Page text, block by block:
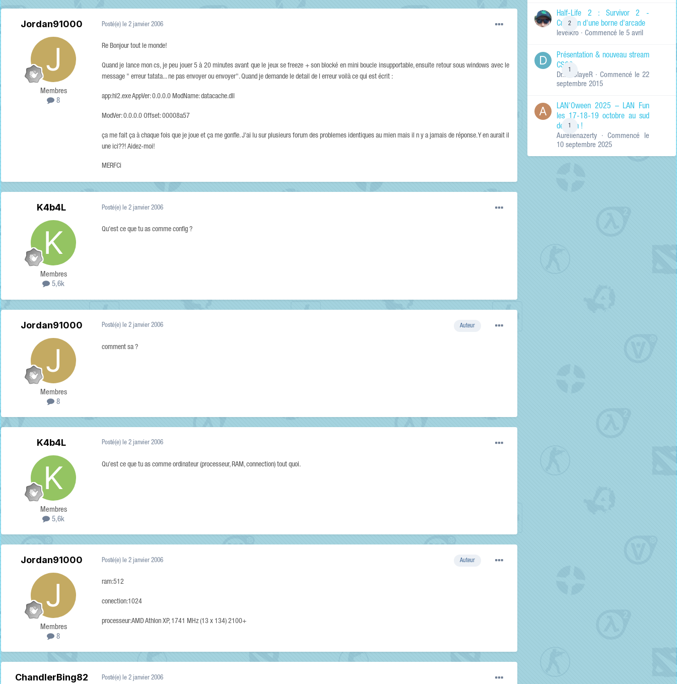
RECHERCHER LES
Titres et corps
Titres des
uniquement
Jordan91000
Membres
8
Posté(e) le 2 janvier 2006
Re Bonjour tout le monde!
Quand je lance mon cs, je peu jouer 5 à 20 minutes avant que le jeux se freeze + son blocké en mini boucle insupportable, ensuite retour sous windows avec le
message " erreur tatata... ne pas envoyer ou envoyer". Quand je demande le detail de l erreur voilà ce qui est écrit :
app:hl2.exe AppVer: 0.0.0.0 ModName: datacache.dll
ModVer: 0.0.0.0 Offset: 00008a57
ça me fait ça à chaque fois que je joue et ça me gonfle. J'ai lu sur plusieurs forum des problemes identiques au mien mais il n y a jamais de réponse. Y en aurait il
une ici??! Aidez-moi!
MERFCi
K4b4L
Membres
5,6k
Posté(e) le 2 janvier 2006
Qu'est ce que tu as comme config ?
Jordan91000
Membres
8
Auteur
Posté(e) le 2 janvier 2006
comment sa ?
K4b4L
Membres
5,6k
Posté(e) le 2 janvier 2006
Qu'est ce que tu as comme ordinateur (processeur, RAM, connection) tout quoi.
Jordan91000
Membres
8
Auteur
Posté(e) le 2 janvier 2006
ram:512
conection:1024
processeur:AMD Athlon XP, 1741 MHz (13 x 134) 2100+
ChandlerBing82 Posté(e) le 2 janvier 2006
2
Half-Life 2 : Survivor 2 -
Création d'une borne d'arcade
levelkro · Commencé le 5 avril
1
Présentation & nouveau stream
CSGO
Dr.KinSlayeR · Commencé le 22
septembre 2015
1
LAN'Oween 2025 – LAN Fun
les 17-18-19 octobre au sud
de Lyon !
Aurelienazerty · Commencé le
10 septembre 2025